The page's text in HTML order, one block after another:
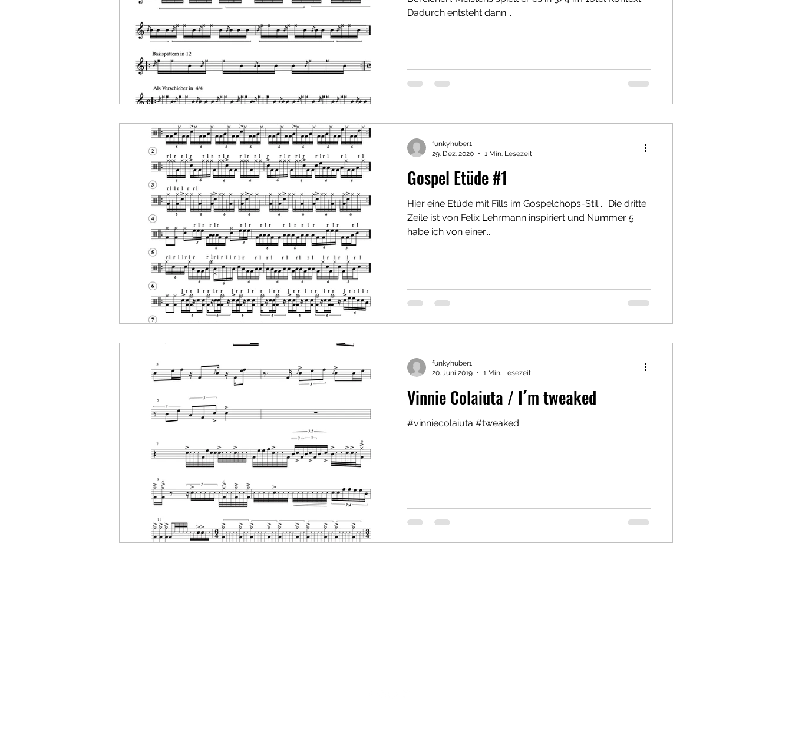
Dadurch entsteht dann...
Gospel Etüde #1
Hier eine Etüde mit Fills im Gospelchops-Stil ... Die dritte
Zeile ist von Felix Lehrmann inspiriert und Nummer 5
habe ich von einer...
funkyhuber1
29. Dez. 2020
1 Min. Lesezeit
Vinnie Colaiuta / I´m tweaked
#vinniecolaiuta #tweaked
funkyhuber1
20. Juni 2019
1 Min. Lesezeit